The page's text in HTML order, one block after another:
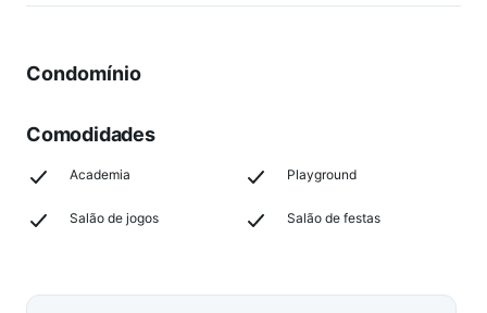
Condomínio
Comodidades
Academia Playground
Salão de jogos Salão de festas